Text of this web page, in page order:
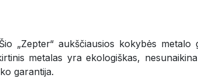
„Zepter“ aukščiausios kokybės
metalas yra ekologiškas,
garantija.